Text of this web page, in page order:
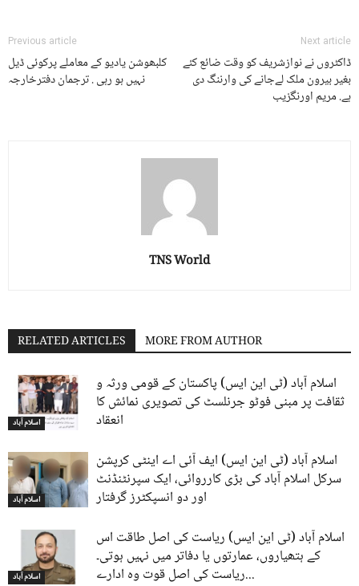
Previous article
کلبھوشن یادیو کے معاملے پرکوئی ڈیل
نہیں ہو رہی . ترجمان دفترخارجہ
Next article
ڈاکٹروں نے نوازشریف کو وقت ضائع کئے
بغیر بیرون ملک لےجانے کی وارننگ دی
ہے. مریم اورنگزیب
TNS World
RELATED ARTICLES MORE FROM AUTHOR
اسلام آباد
اسلام آباد (ٹی این ایس) پاکستان کے قومی ورثہ و
ثقافت پر مبنی فوٹو جرنلسٹ کی تصویری نمائش کا
انعقاد
اسلام آباد
اسلام آباد (ٹی این ایس) ایف آئی اے اینٹی کرپشن
سرکل اسلام آباد کی بڑی کارروائی، ایک سپرنٹنڈنٹ
اور دو انسپکٹرز گرفتار
اسلام آباد
اسلام آباد (ٹی این ایس) ریاست کی اصل طاقت اس
کے ہتھیاروں، عمارتوں یا دفاتر میں نہیں ہوتی۔
ریاست کی اصل قوت وہ ادارے...